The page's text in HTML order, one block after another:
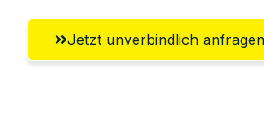
Jetzt unverbindlich anfragen